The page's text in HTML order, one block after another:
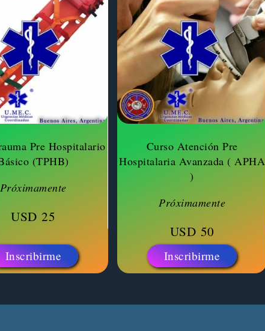
Pre Hospitalario
(TPHB)
Próximamente
USD 25
Inscribirme
Curso Atención Pre
Hospitalaria Avanzada ( APHA
)
Próximamente
USD 50
Inscribirme